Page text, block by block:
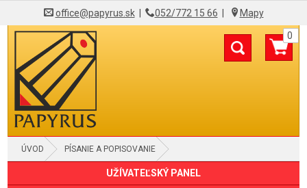
office@papyrus.sk| 052/772 15 66 Mapy
0
ÚVOD PÍSANIE A POPISOVANIE
DREVENÉ CERUZKY A PASTELKY PASTELKY
UŽÍVATEĽSKÝ PANEL